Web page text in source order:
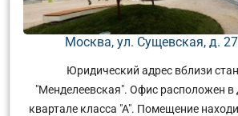
Москва, ул. Сущевская, д.
Юридический адрес вблизи
"Менделеевская". Офис расположен в
квартале класса "А". Помещение